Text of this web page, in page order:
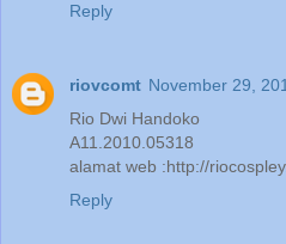
Reply
riovcomt November 29,
Rio Dwi Handoko
A11.2010.05318
alamat web :http://
Reply